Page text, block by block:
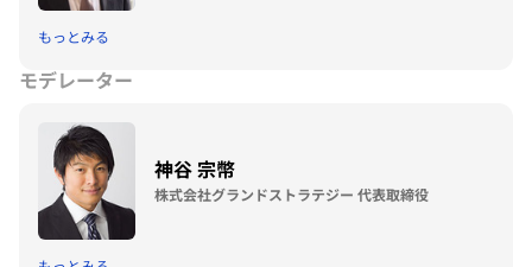
もっとみる
モデレーター
神谷 宗幣
株式会社グランドストラテジー 代表取締役